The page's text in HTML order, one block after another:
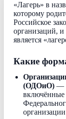
«Лагерь» в
которому
Российское
организаций, и
является
Какие
(ОДОиО) —
включённые